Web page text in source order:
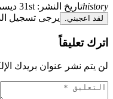
historyتاريخ النشر: 31st ديسمبر 2024
لقد اعجبني. يرجى تسجيل
اترك تعليقاً
لن يتم نشر عنوان بريدك